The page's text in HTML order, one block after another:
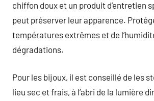
chiffon doux et un produit d’entretien
peut préserver leur apparence.
températures extrêmes et de
dégradations.
Pour les bijoux, il est conseillé de les
lieu sec et frais, à l’abri de la lumière